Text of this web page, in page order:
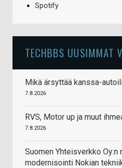
Spotify
TECHBBS UUSIMMAT
Mikä ärsyttää kanssa-
7.8.2026
RVS, Motor up ja muut
7.8.2026
Suomen Yhteisverkko Oy:n
modernisointi Nokian